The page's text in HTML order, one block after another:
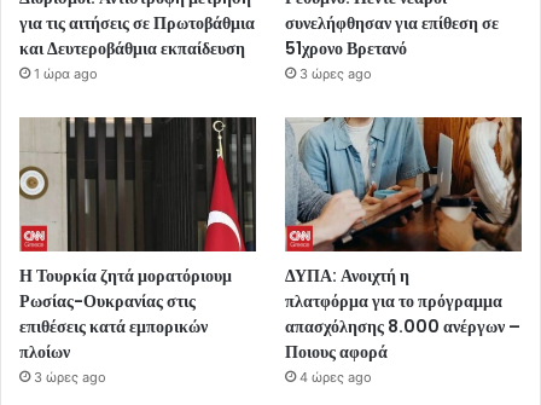
για τις αιτήσεις σε Πρωτοβάθμια
και Δευτεροβάθμια εκπαίδευση
1 ώρα ago
συνελήφθησαν για επίθεση σε
51χρονο Βρετανό
3 ώρες ago
Η Τουρκία ζητά μορατόριουμ
Ρωσίας-Ουκρανίας στις
επιθέσεις κατά εμπορικών
πλοίων
3 ώρες ago
ΔΥΠΑ: Ανοιχτή η
πλατφόρμα για το πρόγραμμα
απασχόλησης 8.000 ανέργων –
Ποιους αφορά
4 ώρες ago